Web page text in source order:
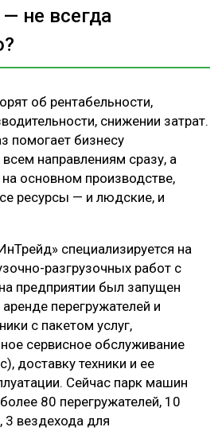
не всегда
об рентабельности,
снижении затрат.
помогает бизнесу
направлениям сразу, а
основном производстве,
ресурсы — и людские, и
специализируется на
разгрузочных работ с
предприятии был запущен
перегружателей и
с пакетом услуг,
сервисное обслуживание
доставку техники и ее
Сейчас парк машин
80 перегружателей, 10
3 вездехода для